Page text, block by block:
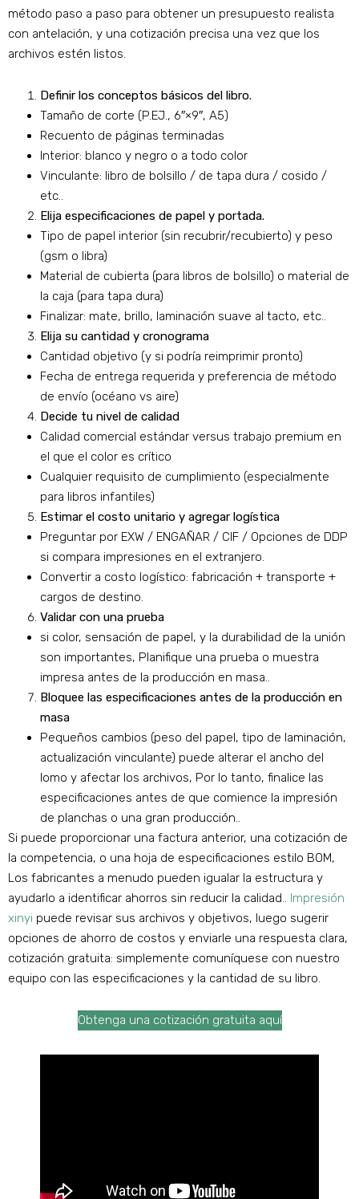
método paso a paso para obtener un presupuesto realista
con antelación, y una cotización precisa una vez que los
archivos estén listos.
Definir los conceptos básicos del libro.
Tamaño de corte (P.EJ., 6″×9″, A5)
Recuento de páginas terminadas
Interior: blanco y negro o a todo color
Vinculante: libro de bolsillo / de tapa dura / cosido /
etc..
Elija especificaciones de papel y portada.
Tipo de papel interior (sin recubrir/recubierto) y peso
(gsm o libra)
Material de cubierta (para libros de bolsillo) o material de
la caja (para tapa dura)
Finalizar: mate, brillo, laminación suave al tacto, etc..
Elija su cantidad y cronograma
Cantidad objetivo (y si podría reimprimir pronto)
Fecha de entrega requerida y preferencia de método
de envío (océano vs aire)
Decide tu nivel de calidad
Calidad comercial estándar versus trabajo premium en
el que el color es crítico
Cualquier requisito de cumplimiento (especialmente
para libros infantiles)
Estimar el costo unitario y agregar logística
Preguntar por EXW / ENGAÑAR / CIF / Opciones de DDP
si compara impresiones en el extranjero.
Convertir a costo logístico: fabricación + transporte +
cargos de destino.
Validar con una prueba
si color, sensación de papel, y la durabilidad de la unión
son importantes, Planifique una prueba o muestra
impresa antes de la producción en masa..
Bloquee las especificaciones antes de la producción en
masa
Pequeños cambios (peso del papel, tipo de laminación,
actualización vinculante) puede alterar el ancho del
lomo y afectar los archivos, Por lo tanto, finalice las
especificaciones antes de que comience la impresión
de planchas o una gran producción..
Si puede proporcionar una factura anterior, una cotización de
la competencia, o una hoja de especificaciones estilo BOM,
Los fabricantes a menudo pueden igualar la estructura y
ayudarlo a identificar ahorros sin reducir la calidad.. Impresión
xinyi puede revisar sus archivos y objetivos, luego sugerir
opciones de ahorro de costos y enviarle una respuesta clara,
cotización gratuita: simplemente comuníquese con nuestro
equipo con las especificaciones y la cantidad de su libro.
Obtenga una cotización gratuita aquí